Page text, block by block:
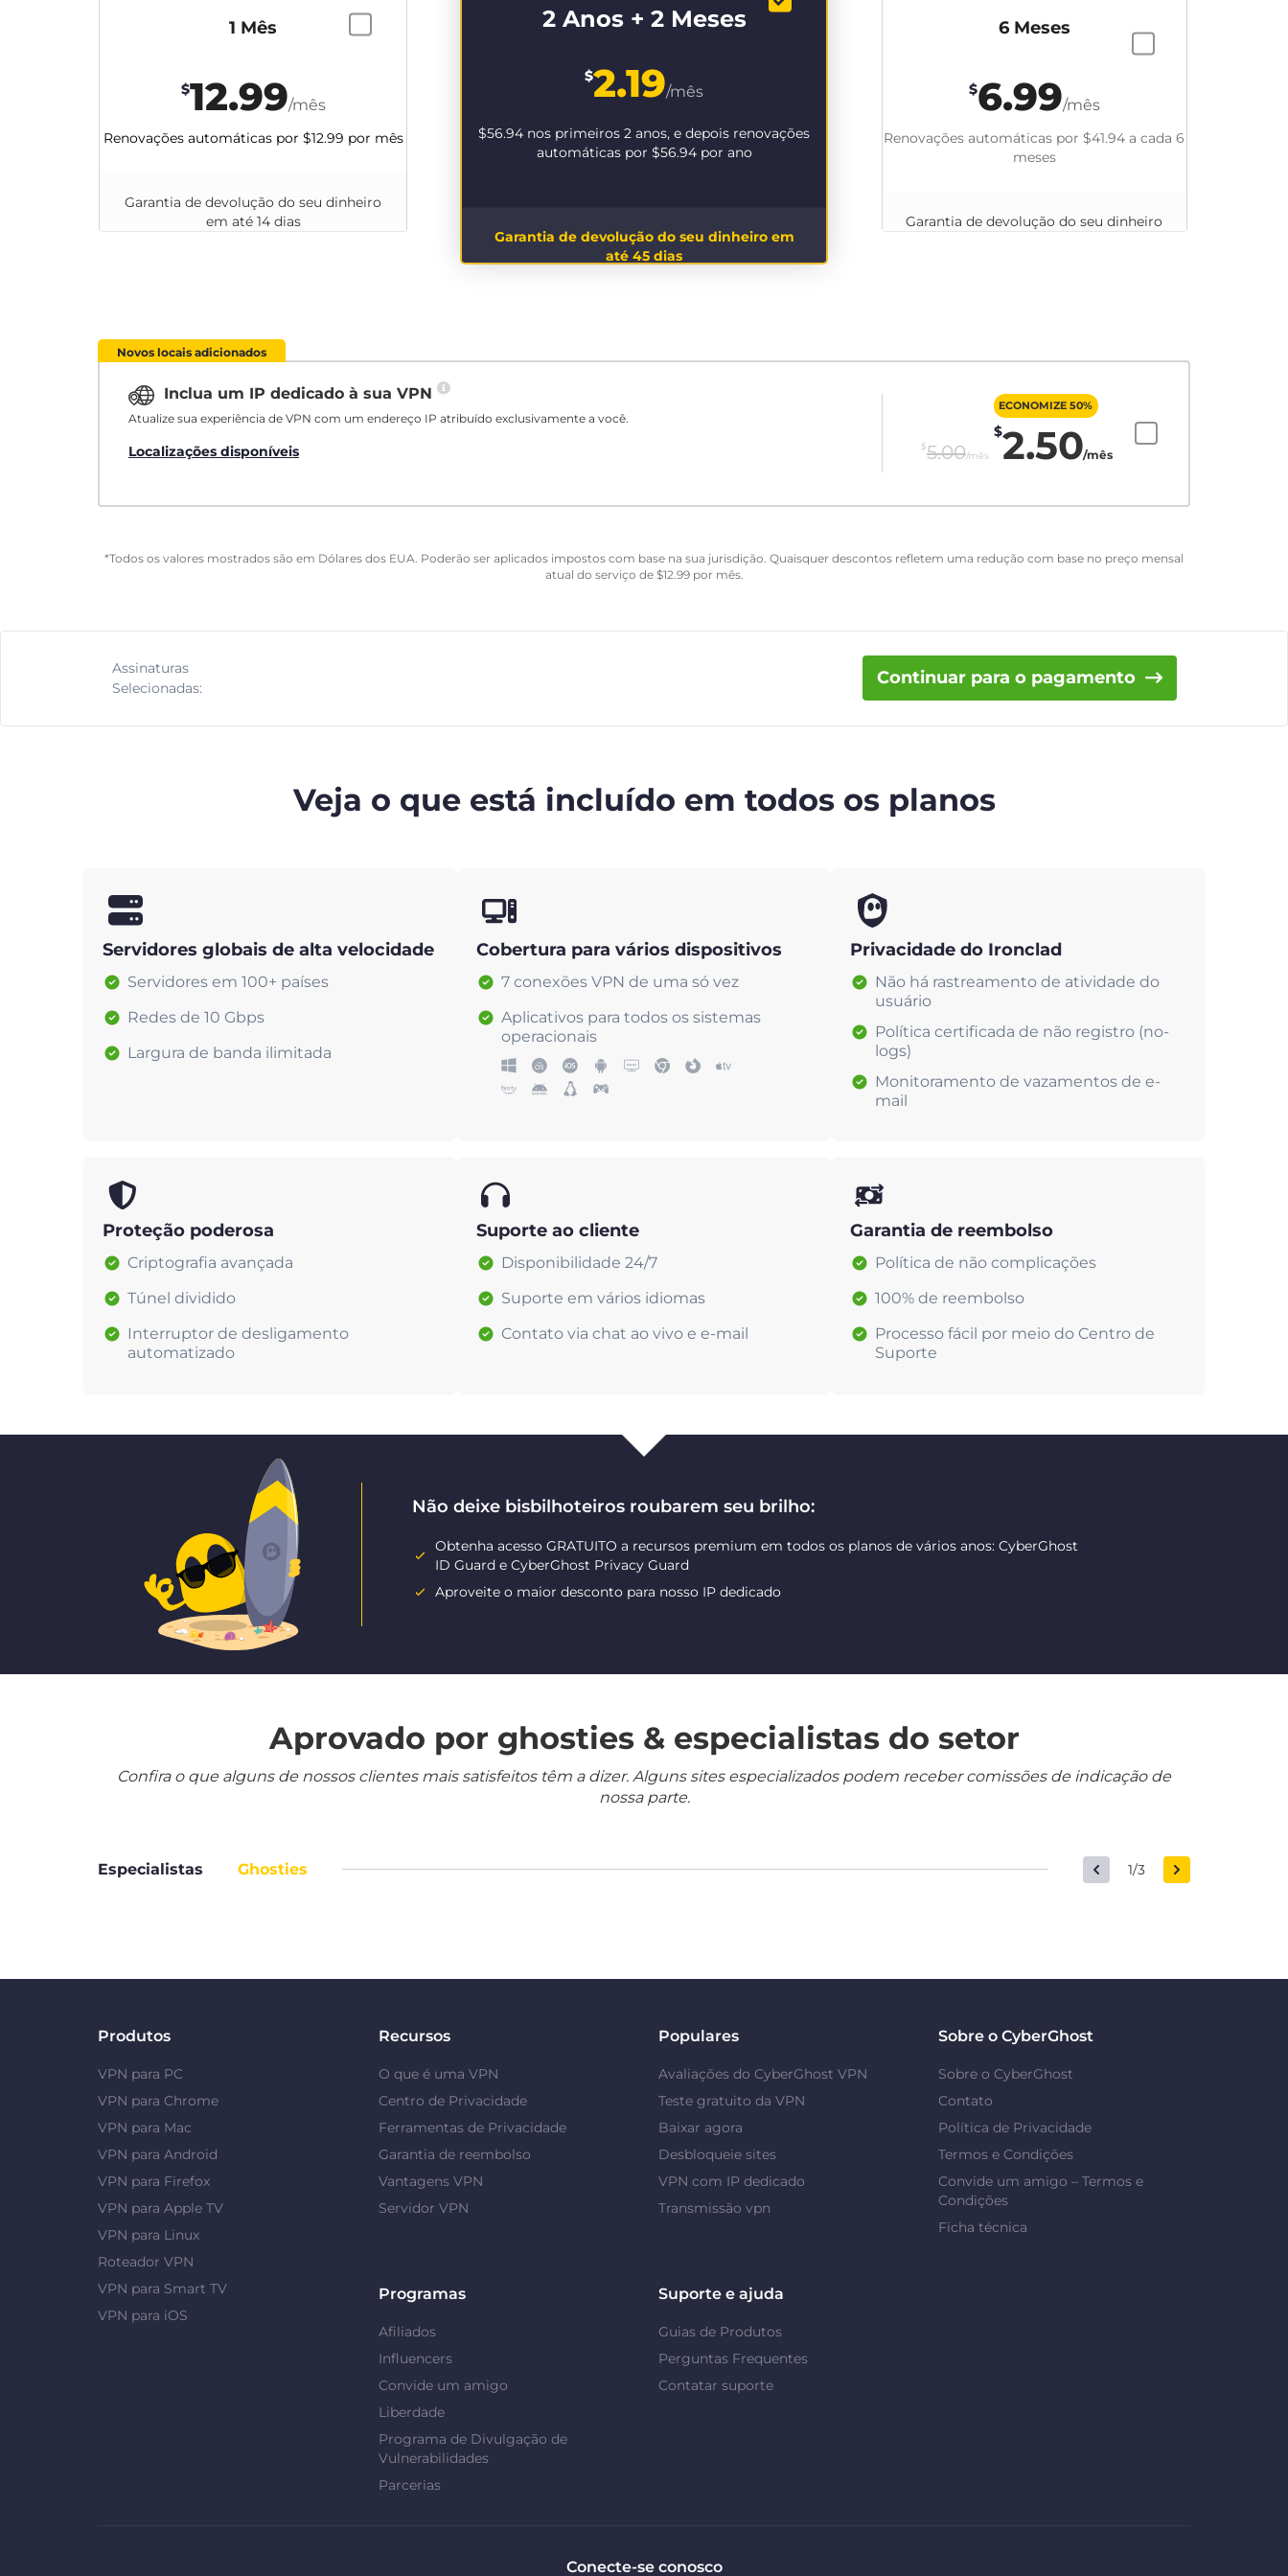
2 Anos + 2 Meses
$2.19/mês
$56.94 nos primeiros 2 anos, e depois renovações
automáticas por $56.94por ano
Garantia de devolução do seu dinheiro em
até 45 dias
6 Meses
$6.99/mês
Renovações automáticas por $41.94 a cada 6
meses
Garantia de devolução do seu dinheiro
1 Mês
$12.99/mês
Renovações automáticas por $12.99 por mês
Garantia de devolução do seu dinheiro
em até 14 dias
Novos locais adicionados
Inclua um IP dedicado à sua VPN
Atualize sua experiência de VPN com um endereço IP atribuído exclusivamente a você.
Localizações disponíveis $5.00/mês
ECONOMIZE 50%
$2.50/mês
*Todos os valores mostrados são em Dólares dos EUA. Poderão ser aplicados impostos com base na sua jurisdição. Quaisquer descontos refletem uma redução com base no preço mensal
atual do serviço de $12.99por mês.
Assinaturas
Selecionadas:
Continuar para o pagamento
Veja o que está incluído em todos os planos
Servidores globais de alta velocidade
Servidores em 100+ países
Redes de 10 Gbps
Largura de banda ilimitada
Cobertura para vários dispositivos
7 conexões VPN de uma só vez
Aplicativos para todos os sistemas
operacionais
Privacidade do Ironclad
Não há rastreamento de atividade do
usuário
Política certificada de não registro (no-
logs)
Monitoramento de vazamentos de e-
mail
Proteção poderosa
Criptografia avançada
Túnel dividido
Interruptor de desligamento
automatizado
Suporte ao cliente
Disponibilidade 24/7
Suporte em vários idiomas
Contato via chat ao vivo e e-mail
Garantia de reembolso
Política de não complicações
100% de reembolso
Processo fácil por meio do Centro de
Suporte
Não deixe bisbilhoteiros roubarem seu brilho:
Obtenha acesso GRATUITO a recursos premium em todos os planos de vários anos: CyberGhost
ID Guard e CyberGhost Privacy Guard
Aproveite o maior desconto para nosso IP dedicado
Aprovado por ghosties & especialistas do setor
Confira o que alguns de nossos clientes mais satisfeitos têm a dizer. Alguns sites especializados podem receber comissões de indicação de
nossa parte.
Especialistas Ghosties 1/3
Produtos
VPN para PC
VPN para Chrome
VPN para Mac
VPN para Android
VPN para Firefox
VPN para Apple TV
VPN para Linux
Roteador VPN
VPN para Smart TV
VPN para iOS
Recursos
O que é uma VPN
Centro de Privacidade
Ferramentas de Privacidade
Garantia de reembolso
Vantagens VPN
Servidor VPN
Populares
Avaliações do CyberGhost VPN
Teste gratuito da VPN
Baixar agora
Desbloqueie sites
VPN com IP dedicado
Transmissão vpn
Sobre o CyberGhost
Sobre o CyberGhost
Contato
Política de Privacidade
Termos e Condições
Convide um amigo – Termos e
Condições
Ficha técnica
Programas
Afiliados
Influencers
Convide um amigo
Liberdade
Programa de Divulgação de
Vulnerabilidades
Parcerias
Suporte e ajuda
Guias de Produtos
Perguntas Frequentes
Contatar suporte
Conecte-se conosco